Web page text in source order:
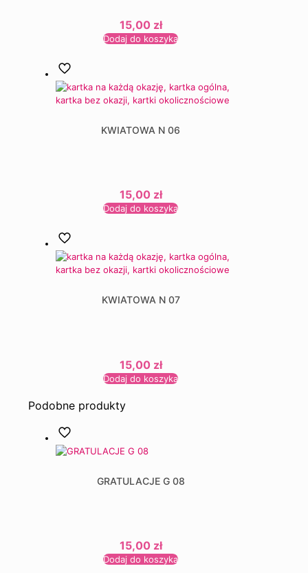
15,00 zł
Dodaj do koszyka
KWIATOWA N 06
15,00 zł
Dodaj do koszyka
KWIATOWA N 07
15,00 zł
Dodaj do koszyka
Podobne produkty
GRATULACJE G 08
15,00 zł
Dodaj do koszyka